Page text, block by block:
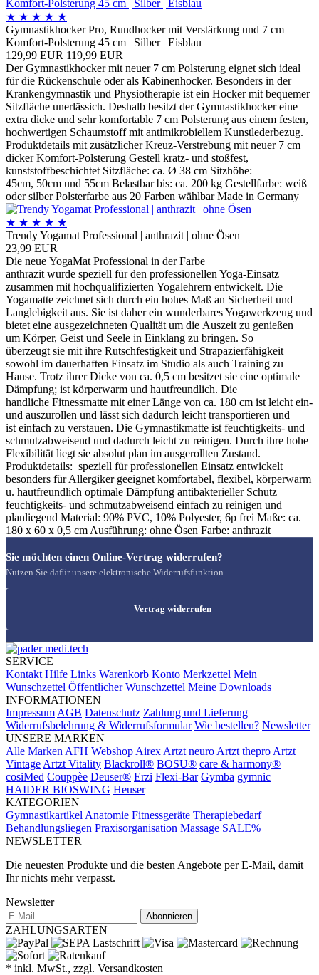
★ ★ ★ ★ ★
Gymnastikhocker Pro, Rundhocker mit Verstärkung und 7 cm
Komfort-Polsterung 45 cm | Silber | Eisblau
129,99 EUR 119,99 EUR
Der Gymnastikhocker mit neuer 7 cm Polsterung eignet sich ideal
für die Rückenschule oder als Kabinenhocker. Besonders in der
Krankengymnastik und Physiotherapie ist ein Hocker mit bequemer
Sitzfläche unerlässich. Deshalb besitzt der Gymnastikhocker eine
extra dicke und sehr komfortable 7 cm Polsterung aus einem festen,
hochwertigen Schaumstoff mit antimikrobiellem Kunstlederbezug.
Produktdetails mit zusätzlicher Kreuz-Verstrebung mit neuer 7 cm
dicker Komfort-Polsterung Gestell kratz- und stoßfest,
kunststoffbeschichtet Sitzfläche: ca. Ø 38 cm Sitzhöhe:
45cm, 50cm und 55cm Belastbar bis: ca. 200 kg Gestellfarbe: weiß
oder silber Polsterfarbe aus 20 Farben wählbar Made in Germany
★ ★ ★ ★ ★
Trendy Yogamat Professional | anthrazit | ohne Ösen
23,99 EUR
Die neue YogaMat Professional in der Farbe
anthrazit wurde speziell für den professionellen Yoga-Einsatz
zusammen mit hochqualifizierten Yogalehrern entwickelt. Die
Yogamatte zeichnet sich durch ein hohes Maß an Sicherheit und
Langlebigkeit aus. Sie ist daher ein wunderbares Yogawerkzeug und
bietet eine ausgezeichneten Qualität um die Auszeit zu genießen
um Körper, Geist und Seele in Einklang zu bringen. So
überzeugt sie mit ihre Rutschfestigkeit und Strapazierfähigkeit
sowohl im dauerhaften Einsatz im Studio als auch Training zu
Hause. Trotz ihrer Dicke von ca. 0,5 cm besitzet sie eine optimale
Dämpfung; ist körperwarm und hautfreundlich. Die
handliche Fitnessmatte mit einer Länge von ca. 180 cm ist leicht ein-
und auszurollen und lässt sich dadurch leicht transportieren und
ist einfach zu verstauen. Die Gymnastikmatte ist feuchtigkeits- und
schmutzabweisend und dadurch leicht zu reinigen. Durch ihre hohe
Flexibilität liegt sie absolut plan im ausgerollten Zustand.
Produktdetails: speziell für professionellen Einsatz entwickelt
besonders für Allergiker geeignet komfortabel, flexibel, körperwarm
u. hautfreundlich optimale Dämpfung antibakterieller Schutz
feuchtigkeits- und schmutzabweisend einfach zu reinigen und
planliegend Material: 90% PVC, 10% Polyester, 6p frei Maße: ca.
180 x 60 x 0,5 cm Ausführung: ohne Ösen Farbe: anthrazit
Sie möchten einen Online-Vertrag widerrufen?
Nutzen Sie dafür unsere elektronische Widerrufsfunktion.
Vertrag widerrufen
SERVICE
Kontakt Hilfe Links Warenkorb Konto Merkzettel Mein
Wunschzettel Öffentlicher Wunschzettel Meine Downloads
INFORMATIONEN
Impressum AGB Datenschutz Zahlung und Lieferung
Widerrufsbelehrung & Widerrufsformular Wie bestellen? Newsletter
UNSERE MARKEN
Alle Marken AFH Webshop Airex Artzt neuro Artzt thepro Artzt
Vintage Artzt Vitality Blackroll® BOSU® care & harmony®
cosiMed Couppèe Deuser® Erzi Flexi-Bar Gymba gymnic
HAIDER BIOSWING Heuser
KATEGORIEN
Gymnastikartikel Anatomie Fitnessgeräte Therapiebedarf
Behandlungsliegen Praxisorganisation Massage SALE%
NEWSLETTER
Die neuesten Produkte und die besten Angebote per E-Mail, damit
Ihr nichts mehr verpasst.
Newsletter
Abonnieren
ZAHLUNGSARTEN
* inkl. MwSt., zzgl. Versandkosten